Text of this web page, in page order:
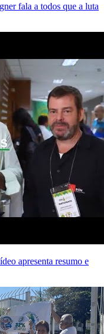
fala a todos que a luta
apresenta resumo e